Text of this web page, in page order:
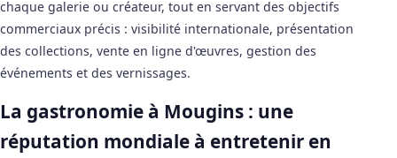
chaque galerie ou créateur, tout en servant des objectifs
commerciaux précis : visibilité internationale, présentation
des collections, vente en ligne d'œuvres, gestion des
événements et des vernissages.
La gastronomie à Mougins : une
réputation mondiale à entretenir en